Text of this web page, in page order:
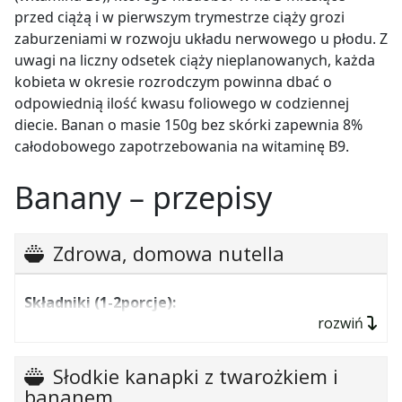
przed ciążą i w pierwszym trymestrze ciąży grozi
zaburzeniami w rozwoju układu nerwowego u płodu. Z
uwagi na liczny odsetek ciąży nieplanowanych, każda
kobieta w okresie rozrodczym powinna dbać o
odpowiednią ilość kwasu foliowego w codziennej
diecie. Banan o masie 150g bez skórki zapewnia 8%
całodobowego zapotrzebowania na witaminę B9.
Banany – przepisy
Zdrowa, domowa nutella
Składniki (1-2porcje):
1 duży banan lub dwa mniejsze (najlepiej
1 awokado
rozwiń
Słodkie kanapki z twarożkiem i
bananem